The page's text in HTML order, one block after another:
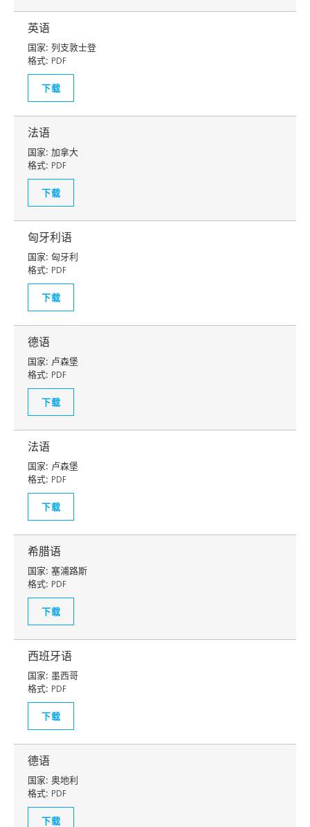
英语
国家: 列支敦士登
格式: PDF
下载
法语
国家: 加拿大
格式: PDF
下载
匈牙利语
国家: 匈牙利
格式: PDF
下载
德语
国家: 卢森堡
格式: PDF
下载
法语
国家: 卢森堡
格式: PDF
下载
希腊语
国家: 塞浦路斯
格式: PDF
下载
西班牙语
国家: 墨西哥
格式: PDF
下载
德语
国家: 奥地利
格式: PDF
下载